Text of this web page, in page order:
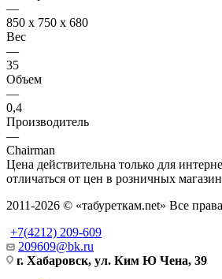
—
850 х 750 х 680
Вес
—
35
Объем
—
0,4
Производитель
—
Chairman
Цена действительна только для
отличаться от цен в розничных
2011-2026 © «табуреткам.net» Все
+7(4212) 209-609
209609@bk.ru
г. Хабаровск, ул. Ким Ю Чена, 39